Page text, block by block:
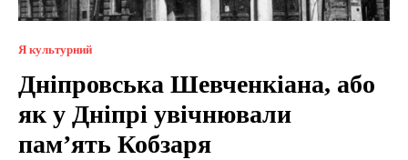
Я культурний
Дніпровська Шевченкіана, або
як у Дніпрі увічнювали
пам’ять Кобзаря